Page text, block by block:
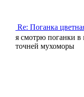
Re: Поганка
я смотрю поганки
точней мухоморы